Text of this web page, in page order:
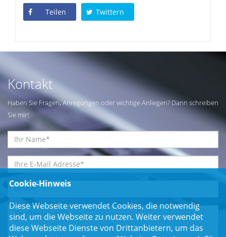
Teilen Twittern
Kontakt
Haben Sie Fragen, Anregungen oder wichtige Anliegen? Dann schreiben
Sie mir!
Cookie-Hinweis
Diese Webseite verwendet Cookies, die notwendig
sind, um die Webseite zu nutzen. Weiter verwendet
diese Webseite Dienste von Drittanbietern, um das